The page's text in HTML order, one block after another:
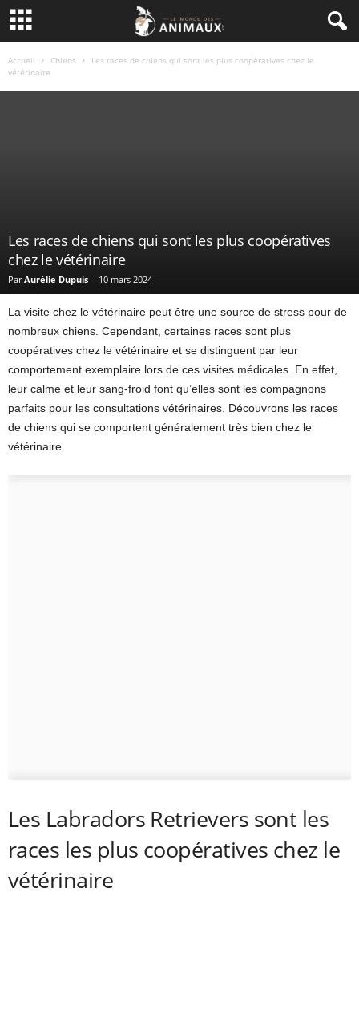
Accueil Chiens
Les races de chiens qui sont les plus coopératives chez le
vétérinaire
Les races de chiens qui sont les plus coopératives
chez le vétérinaire
Par Aurélie Dupuis - 10 mars 2024
La visite chez le vétérinaire peut être une source de stress pour de
nombreux chiens. Cependant, certaines races sont plus
coopératives chez le vétérinaire et se distinguent par leur
comportement exemplaire lors de ces visites médicales. En effet,
leur calme et leur sang-froid font qu’elles sont les compagnons
parfaits pour les consultations vétérinaires. Découvrons les races
de chiens qui se comportent généralement très bien chez le
vétérinaire.
Les Labradors Retrievers sont les
races les plus coopératives chez le
vétérinaire